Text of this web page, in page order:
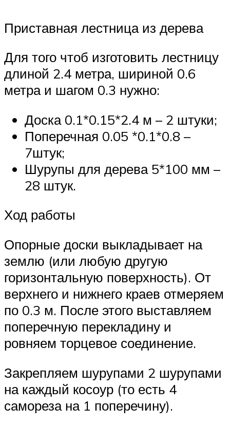
Приставная лестница из дерева
Для того чтоб изготовить лестницу
длиной 2.4 метра, шириной 0.6
метра и шагом 0.3 нужно:
Доска 0.1*0.15*2.4 м – 2 штуки;
Поперечная 0.05 *0.1*0.8 –
7штук;
Шурупы для дерева 5*100 мм –
28 штук.
Ход работы
Опорные доски выкладывает на
землю (или любую другую
горизонтальную поверхность). От
верхнего и нижнего краев отмеряем
по 0.3 м. После этого выставляем
поперечную перекладину и
ровняем торцевое соединение.
Закрепляем шурупами 2 шурупами
на каждый косоур (то есть 4
самореза на 1 поперечину).